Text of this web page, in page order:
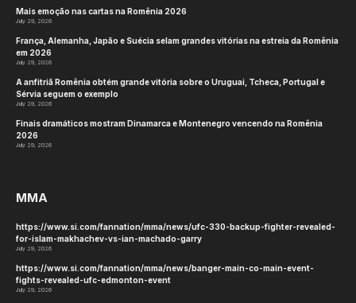
Mais emoção nas cartas na Romênia 2026
July 29, 2026
França, Alemanha, Japão e Suécia selam grandes vitórias na estreia da Romênia
em 2026
July 29, 2026
A anfitriã Romênia obtém grande vitória sobre o Uruguai, Tcheca, Portugal e
Sérvia seguem o exemplo
July 29, 2026
Finais dramáticos mostram Dinamarca e Montenegro vencendo na Romênia
2026
July 29, 2026
MMA
https://www.si.com/fannation/mma/news/ufc-330-backup-fighter-revealed-
for-islam-makhachev-vs-ian-machado-garry
July 29, 2026
https://www.si.com/fannation/mma/news/banger-main-co-main-event-
fights-revealed-ufc-edmonton-event
July 29, 2026